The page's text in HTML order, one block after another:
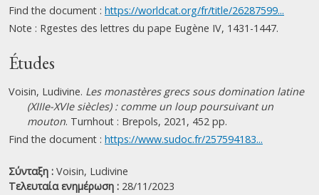
Find the document : https://worldcat.org/fr/title/26287599...
Note : Rgestes des lettres du pape Eugène IV, 1431-1447.
Études
Voisin, Ludivine. Les monastères grecs sous domination latine
(XIIIe-XVIe siècles) : comme un loup poursuivant un
mouton. Turnhout : Brepols, 2021, 452 pp.
Find the document : https://www.sudoc.fr/257594183...
Σύνταξη : Voisin, Ludivine
Τελευταία ενημέρωση : 28/11/2023